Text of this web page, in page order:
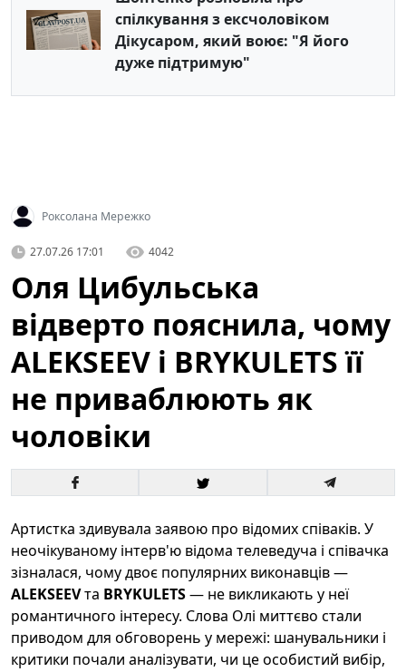
спілкування з ексчоловіком
Дікусаром, який воює: "Я його
дуже підтримую"
Роксолана Мережко
27.07.26 17:01 4042
Оля Цибульська
відверто пояснила, чому
ALEKSEEV і BRYKULETS її
не приваблюють як
чоловіки
Артистка здивувала заявою про відомих співаків. У
неочікуваному інтерв'ю відома телеведуча і співачка
зізналася, чому двоє популярних виконавців —
ALEKSEEVта BRYKULETS— не викликають у неї
романтичного інтересу. Слова Олі миттєво стали
приводом для обговорень у мережі: шанувальники і
критики почали аналізувати, чи це особистий вибір,